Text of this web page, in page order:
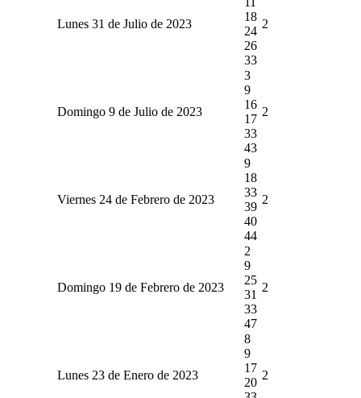
Lunes 31 de Julio de 2023
18
24
26
33
2
Domingo 9 de Julio de 2023
3
9
16
17
33
43
2
Viernes 24 de Febrero de 2023
9
18
33
39
40
44
2
Domingo 19 de Febrero de 2023
2
9
25
31
33
47
2
Lunes 23 de Enero de 2023
8
9
17
20
2